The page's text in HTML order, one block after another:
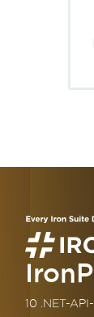
10 .NET-